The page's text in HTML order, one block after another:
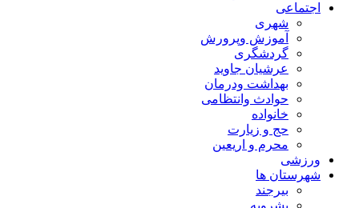
اجتماعی
شهری
آموزش وپرورش
گردشگری
عرشیان جاوید
بهداشت ودرمان
حوادث وانتظامی
خانواده
حج و زیارت
محرم و اریعین
ورزشی
شهرستان ها
بیرجند
بشرویه